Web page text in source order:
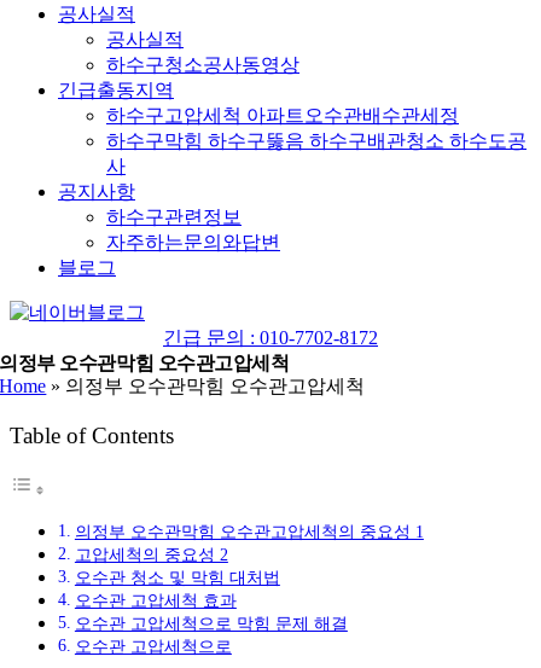
공사실적
공사실적
하수구청소공사동영상
긴급출동지역
하수구고압세척 아파트오수관배수관세정
하수구막힘 하수구뚫음 하수구배관청소 하수도공
사
공지사항
하수구관련정보
자주하는문의와답변
블로그
네
버
블
그
긴급 문의 : 010-7702-8172
의정부 오수관막힘 오수관고압세척
Home » 의정부 오수관막힘 오수관고압세척
Table of Contents
의정부 오수관막힘 오수관고압세척의 중요성 1
고압세척의 중요성 2
오수관 청소 및 막힘 대처법
오수관 고압세척 효과
오수관 고압세척으로 막힘 문제 해결
오수관 고압세척으로